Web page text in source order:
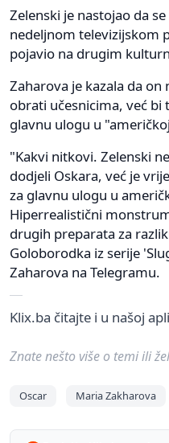
Zelenski je nastojao da
nedeljnom televizijskom
pojavio na drugim
Zaharova je kazala da
obrati učesnicima, već bi
glavnu ulogu u
"Kakvi nitkovi. Zelenski
dodjeli Oskara, već je
za glavnu ulogu u
Hiperrealistični
drugih preparata za
Goloborodka iz serije
Zaharova na Telegramu.
Klix.ba čitajte i u našoj
Znate nešto više o temi ili
Oscar Maria Zakharova